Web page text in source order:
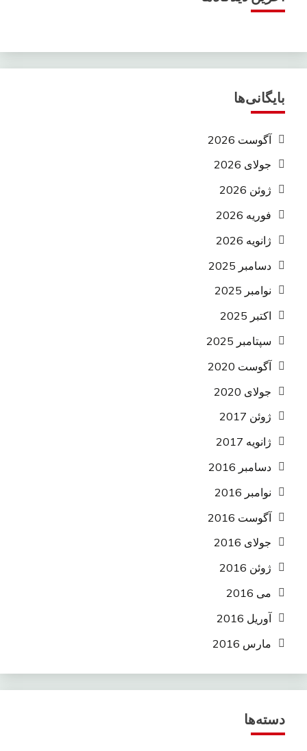
بایگانی‌ها
آگوست 2026
جولای 2026
ژوئن 2026
فوریه 2026
ژانویه 2026
دسامبر 2025
نوامبر 2025
اکتبر 2025
سپتامبر 2025
آگوست 2020
جولای 2020
ژوئن 2017
ژانویه 2017
دسامبر 2016
نوامبر 2016
آگوست 2016
جولای 2016
ژوئن 2016
می 2016
آوریل 2016
مارس 2016
دسته‌ها